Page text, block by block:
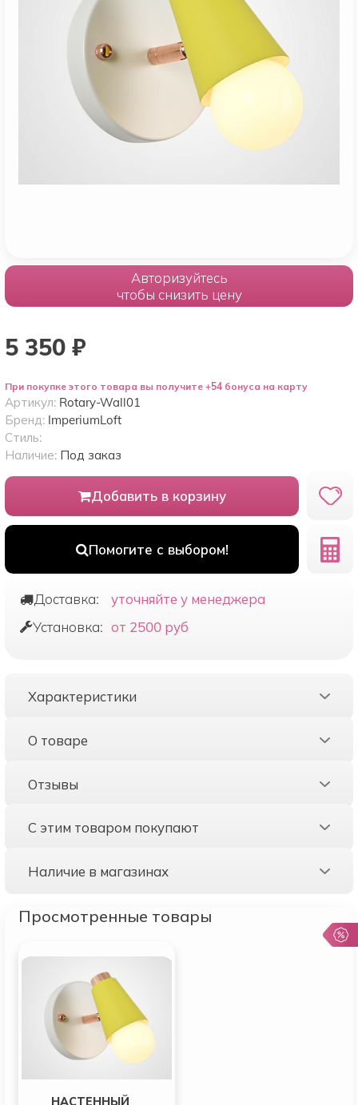
Авторизуйтесь
чтобы снизить цену
5 350 ₽
При покупке этого товара вы получите +54 бонуса на карту
Добавить в корзину
Помогите с выбором!
Артикул: Rotary-Wall01
Бренд: ImperiumLoft
Стиль:
Наличие: Под заказ
Доставка:
уточняйте у менеджера
Установка: от 2500 руб
Характеристики
О товаре
Отзывы
С этим товаром покупают
Наличие в магазинах
Просмотренные товары